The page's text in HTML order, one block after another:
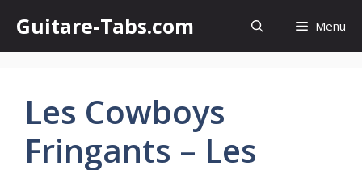
content
Guitare-Tabs.com Menu
Les Cowboys
Fringants – Les